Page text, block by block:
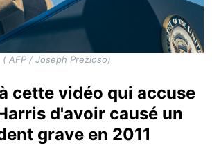
( AFP / Joseph Prezioso)
cette vidéo qui accuse
d'avoir causé un
grave en 2011